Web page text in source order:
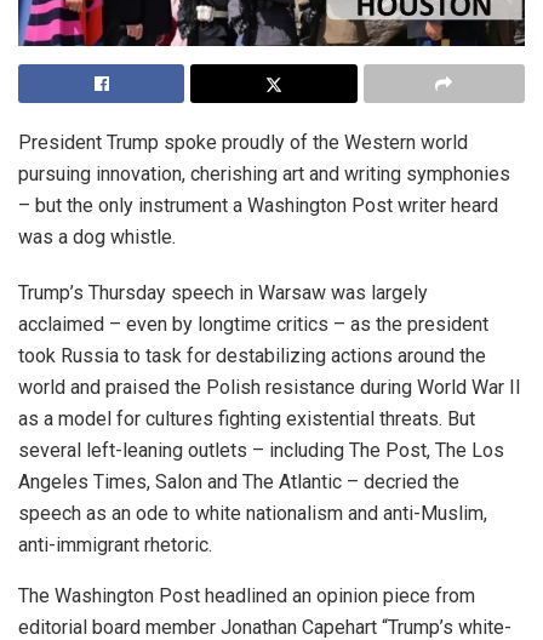
President Trump spoke proudly of the Western world
pursuing innovation, cherishing art and writing symphonies
– but the only instrument a Washington Post writer heard
was a dog whistle.
Trump’s Thursday speech in Warsaw was largely
acclaimed – even by longtime critics – as the president
took Russia to task for destabilizing actions around the
world and praised the Polish resistance during World War II
as a model for cultures fighting existential threats. But
several left-leaning outlets – including The Post, The Los
Angeles Times, Salon and The Atlantic – decried the
speech as an ode to white nationalism and anti-Muslim,
anti-immigrant rhetoric.
The Washington Post headlined an opinion piece from
editorial board member Jonathan Capehart “Trump’s white-